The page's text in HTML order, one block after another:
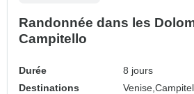
Randonnée dans les
Campitello
Durée
8 jours
Destinations
Venise,